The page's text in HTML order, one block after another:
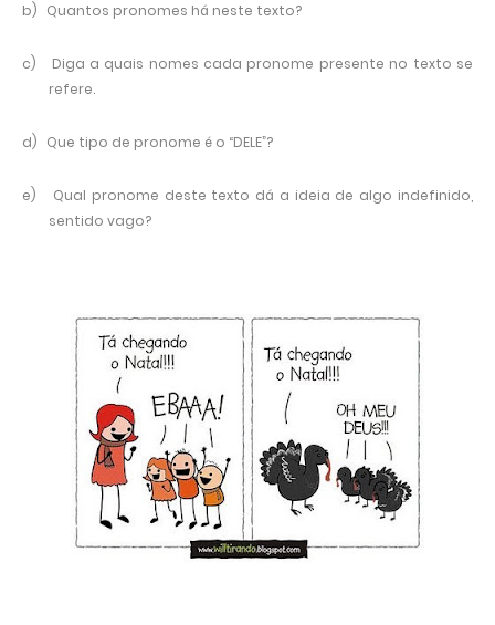
b) Quantos pronomes há neste texto?
c)
Diga a quais nomes cada pronome presente no texto se
refere.
d) Que tipo de pronome é o “DELE”?
e)
Qual pronome deste texto dá a ideia de algo indefinido,
sentido vago?